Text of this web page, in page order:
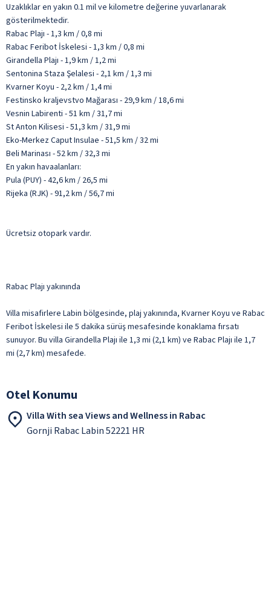
Uzaklıklar en yakın 0.1 mil ve kilometre değerine yuvarlanarak
gösterilmektedir.
Rabac Plajı - 1,3 km / 0,8 mi
Rabac Feribot İskelesi - 1,3 km / 0,8 mi
Girandella Plajı - 1,9 km / 1,2 mi
Sentonina Staza Şelalesi - 2,1 km / 1,3 mi
Kvarner Koyu - 2,2 km / 1,4 mi
Festinsko kraljevstvo Mağarası - 29,9 km / 18,6 mi
Vesnin Labirenti - 51 km / 31,7 mi
St Anton Kilisesi - 51,3 km / 31,9 mi
Eko-Merkez Caput Insulae - 51,5 km / 32 mi
Beli Marinası - 52 km / 32,3 mi
En yakın havaalanları:
Pula (PUY) - 42,6 km / 26,5 mi
Rijeka (RJK) - 91,2 km / 56,7 mi
Ücretsiz otopark vardır.
Rabac Plajı yakınında
Villa misafirlere Labin bölgesinde, plaj yakınında, Kvarner Koyu ve Rabac
Feribot İskelesi ile 5 dakika sürüş mesafesinde konaklama fırsatı
sunuyor. Bu villa Girandella Plajı ile 1,3 mi (2,1 km) ve Rabac Plajı ile 1,7
mi (2,7 km) mesafede.
Otel Konumu
Villa With sea Views and Wellness in Rabac
Gornji Rabac Labin 52221 HR